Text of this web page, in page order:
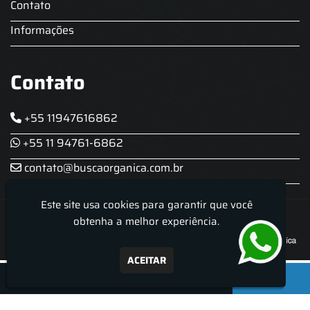
Contato
Informações
Contato
+55 11947616862
+55 11 94761-6862
contato@buscaorganica.com.br
Roda do Chopp - Aluguel De Chopeira
Este site usa cookies para garantir que você
obtenha a melhor experiência.
ACEITAR